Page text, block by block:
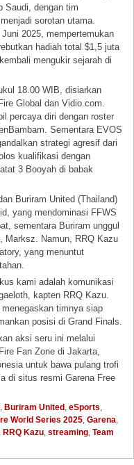
Saudi, dengan tim
sorotan utama.
2025, mempertemukan
hadiah total $1,5 juta
mengukir sejarah di
18.00 WIB, disiarkan
Global dan Vidio.com.
percaya diri dengan roster
Sementara EVOS
strategi agresif dari
kualifikasi dengan
3 Booyah di babak
Buriram United (Thailand)
yang mendominasi FFWS
sementara Buriram unggul
Marksz. Namun, RRQ Kazu
yang menuntut
kami adalah komunikasi
kapten RRQ Kazu.
timnya siap
posisi di Grand Finals.
aksi seru ini melalui
Fan Zone di Jakarta,
untuk bawa pulang trofi
di situs resmi Garena Free
, Buriram United , eSports,
World Series 2025, Garena,
, RRQ Kazu, streaming, Team